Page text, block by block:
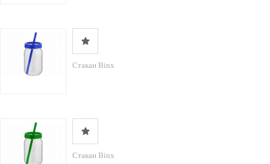
Стакан Binx
Стакан Binx